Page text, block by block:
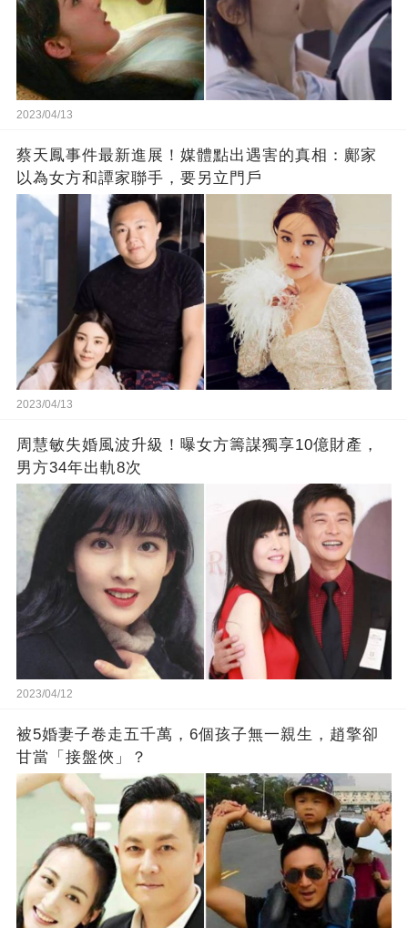
2023/04/13
蔡天鳳事件最新進展！媒體點出遇害的真相：鄺家
以為女方和譚家聯手，要另立門戶
2023/04/13
周慧敏失婚風波升級！曝女方籌謀獨享10億財產，
男方34年出軌8次
2023/04/12
被5婚妻子卷走五千萬，6個孩子無一親生，趙擎卻
甘當「接盤俠」？